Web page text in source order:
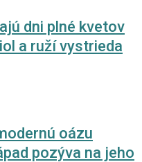
dni plné kvetov
a ruží vystrieda
oázu
pozýva na jeho